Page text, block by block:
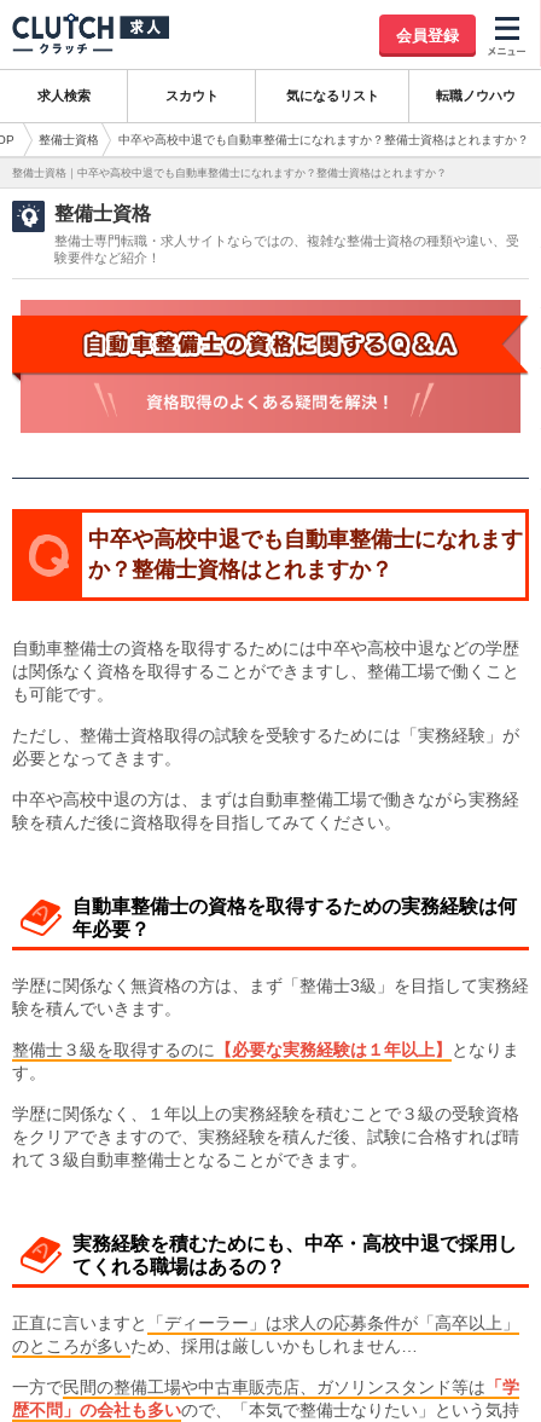
会員登録
求人検索 スカウト 気になるリスト 転職ノウハウ
整備士資格 中卒や高校中退でも自動車整備士になれますか？整備士資格はとれますか？
整備士資格｜中卒や高校中退でも自動車整備士になれますか？整備士資格はとれますか？
整備士資格
整備士専門転職・求人サイトならではの、複雑な整備士資格の種類や違い、受
験要件など紹介！
中卒や高校中退でも自動車整備士になれます
か？整備士資格はとれますか？
自動車整備士の資格を取得するためには中卒や高校中退などの学歴
は関係なく資格を取得することができますし、整備工場で働くこと
も可能です。
ただし、整備士資格取得の試験を受験するためには「実務経験」が
必要となってきます。
中卒や高校中退の方は、まずは自動車整備工場で働きながら実務経
験を積んだ後に資格取得を目指してみてください。
自動車整備士の資格を取得するための実務経験は何
年必要？
学歴に関係なく無資格の方は、まず「整備士3級」を目指して実務経
験を積んでいきます。
整備士３級を取得するのに 【必要な実務経験は１年以上】
となりま
す。
学歴に関係なく、１年以上の実務経験を積むことで３級の受験資格
をクリアできますので、実務経験を積んだ後、試験に合格すれば晴
れて３級自動車整備士となることができます。
実務経験を積むためにも、中卒・高校中退で採用し
てくれる職場はあるの？
正直に言いますと
「ディーラー」は求人の応募条件が「高卒以上」
のところが多いため、採用は厳しいかもしれません…
一方で民間の整備工場や中古車販売店、ガソリンスタンド等は 「学
歴不問」の会社も多いので、「本気で整備士なりたい」という気持